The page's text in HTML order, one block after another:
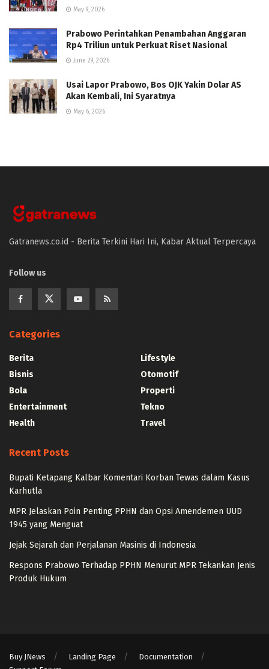
May 9, 2026
Prabowo Perintahkan Penambahan Anggaran
Rp4 Triliun untuk Perkuat Riset Nasional
June 29, 2026
Usai Lapor Prabowo, Bos OJK Yakin Dolar AS
Akan Kembali, Ini Syaratnya
May 6, 2026
Gatranews.co.id - Berita Terkini Hari Ini, Kabar Aktual Terpercaya
Follow us
Categories
Berita
Bisnis
Bola
Entertainment
Health
Lifestyle
Otomotif
Properti
Tekno
Travel
Recent Posts
Bupati Ketapang Kalbar Komentari Korban Tewas dalam Kasus
Karhutla
MPR Jelaskan Poin Penting PPHN dan Opsi Amendemen UUD
1945 yang Menguat
Jejak Sejarah dan Perjalanan Masinis di Indonesia
Respons Prabowo Terhadap PPHN Menurut MPR Tekankan Jenis
Produk Hukum
Buy JNews Landing Page
Documentation